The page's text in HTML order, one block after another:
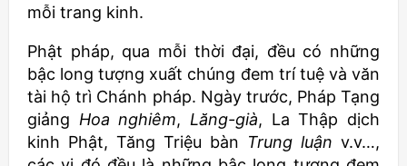
mỗi trang kinh.
Phật pháp, qua mỗi thời đại, đều có những
bậc long tượng xuất chúng đem trí tuệ và văn
tài hộ trì Chánh pháp. Ngày trước, Pháp Tạng
giảng Hoa nghiêm, Lăng-già, La Thập dịch
kinh Phật, Tăng Triệu bàn Trung luận v.v…,